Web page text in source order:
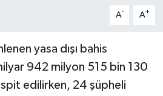
A- A+
yasa dışı bahis
942 milyon 515 bin 130
edilirken, 24 şüpheli